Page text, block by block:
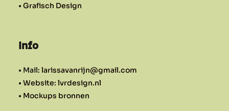
• Grafisch Design
Info
• Mail: larissavanrijn@gmail.com
• Website: lvrdesign.nl
• Mockups bronnen